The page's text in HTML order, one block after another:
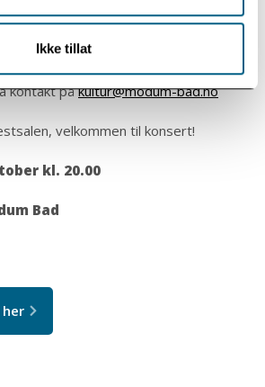
Ikke tillat
@modumbad.kultur
om arrangementet eller behov for
kontakt påkultur@modum-bad.no
velkommen til konsert!
kl. 20.00
Bad